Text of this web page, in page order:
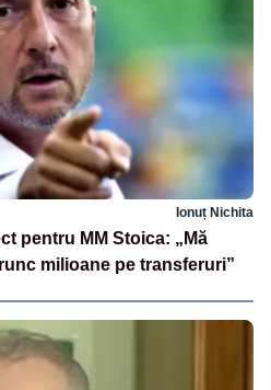
Ionuț Nichita
pentru MM Stoica: „Mă
milioane pe transferuri”